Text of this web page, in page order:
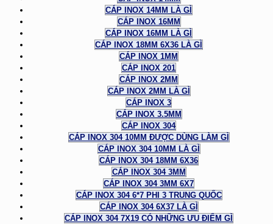
CÁP INOX 14MM LÀ GÌ
CÁP INOX 16MM
CÁP INOX 16MM LÀ GÌ
CÁP INOX 18MM 6X36 LÀ GÌ
CÁP INOX 1MM
CÁP INOX 201
CÁP INOX 2MM
CÁP INOX 2MM LÀ GÌ
CÁP INOX 3
CÁP INOX 3.5MM
CÁP INOX 304
CÁP INOX 304 10MM ĐƯỢC DÙNG LÀM GÌ
CÁP INOX 304 10MM LÀ GÌ
CÁP INOX 304 18MM 6X36
CÁP INOX 304 3MM
CÁP INOX 304 3MM 6X7
CÁP INOX 304 6*7 PHI 3 TRUNG QUỐC
CÁP INOX 304 6X37 LÀ GÌ
CÁP INOX 304 7X19 CÓ NHỮNG ƯU ĐIỂM GÌ